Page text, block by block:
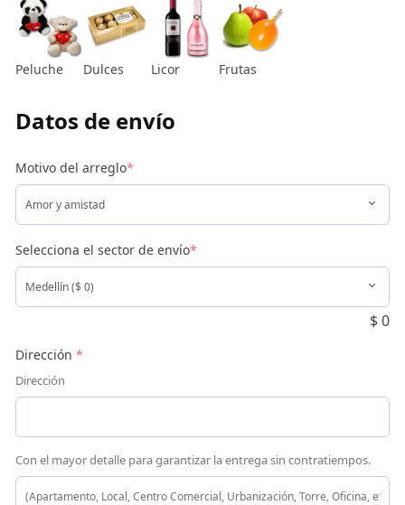
Peluche Dulces Licor Frutas
Datos de envío
Motivo del arreglo*
Selecciona el sector de envío*
$0
Dirección *
Dirección
Con el mayor detalle para garantizar la entrega sin contratiempos.